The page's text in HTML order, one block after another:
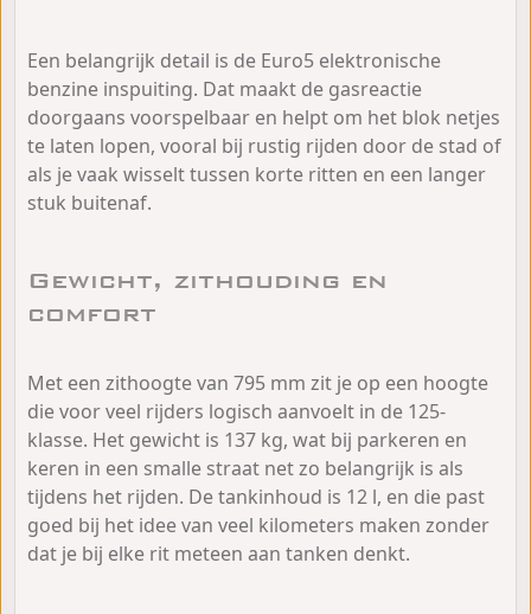
Een belangrijk detail is de Euro5 elektronische
benzine inspuiting. Dat maakt de gasreactie
doorgaans voorspelbaar en helpt om het blok netjes
te laten lopen, vooral bij rustig rijden door de stad of
als je vaak wisselt tussen korte ritten en een langer
stuk buitenaf.
Gewicht, zithouding en
comfort
Met een zithoogte van 795 mm zit je op een hoogte
die voor veel rijders logisch aanvoelt in de 125-
klasse. Het gewicht is 137 kg, wat bij parkeren en
keren in een smalle straat net zo belangrijk is als
tijdens het rijden. De tankinhoud is 12 l, en die past
goed bij het idee van veel kilometers maken zonder
dat je bij elke rit meteen aan tanken denkt.